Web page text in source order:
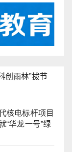
创雨林”拔节
核电标杆项目
“华龙一号”绿